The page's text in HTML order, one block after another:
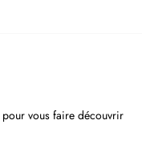
pour vous faire découvrir